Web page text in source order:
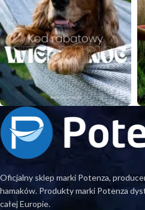
Oficjalny sklep marki Potenza,
hamaków. Produkty marki Potenza
całej Europie.